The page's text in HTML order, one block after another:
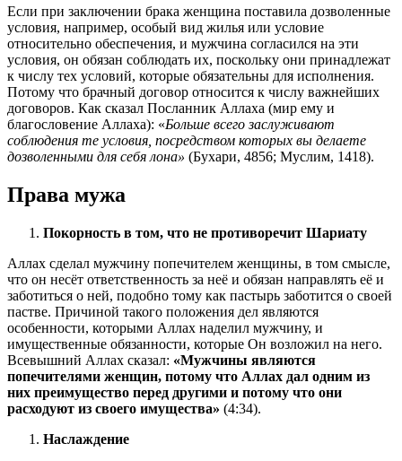
Если при заключении брака женщина поставила дозволенные
условия, например, особый вид жилья или условие
относительно обеспечения, и мужчина согласился на эти
условия, он обязан соблюдать их, поскольку они принадлежат
к числу тех условий, которые обязательны для исполнения.
Потому что брачный договор относится к числу важнейших
договоров. Как сказал Посланник Аллаха (мир ему и
благословение Аллаха): «Больше всего заслуживают
соблюдения те условия, посредством которых вы делаете
дозволенными для себя лона» (Бухари, 4856; Муслим, 1418).
Права мужа
Покорность в том, что не противоречит Шариату
Аллах сделал мужчину попечителем женщины, в том смысле,
что он несёт ответственность за неё и обязан направлять её и
заботиться о ней, подобно тому как пастырь заботится о своей
пастве. Причиной такого положения дел являются
особенности, которыми Аллах наделил мужчину, и
имущественные обязанности, которые Он возложил на него.
Всевышний Аллах сказал: «Мужчины являются
попечителями женщин, потому что Аллах дал одним из
них преимущество перед другими и потому что они
расходуют из своего имущества» (4:34).
Наслаждение